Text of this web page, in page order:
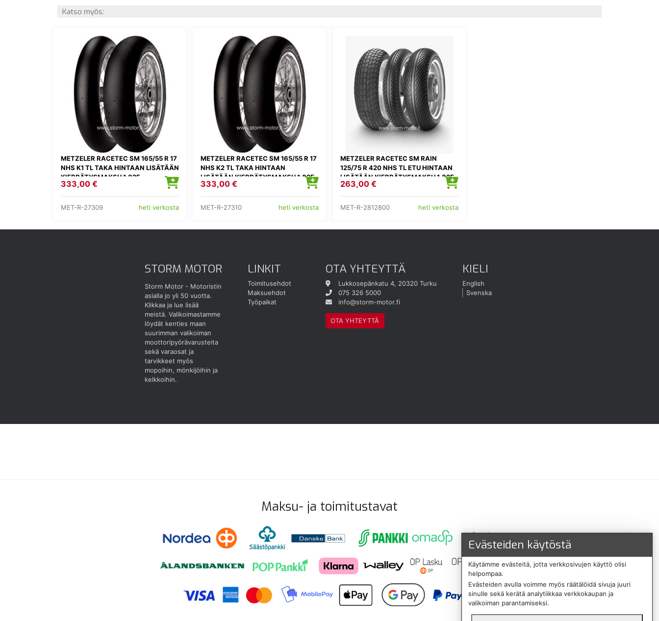
Katso myös:
METZELER RACETEC SM 165/55 R 17
NHS K1 TL TAKA HINTAAN LISÄTÄÄN
KIERRÄTYSMAKSU 1,82E
333,00 €
MET-R-27309 heti verkosta
METZELER RACETEC SM 165/55 R 17
NHS K2 TL TAKA HINTAAN
LISÄTÄÄN KIERRÄTYSMAKSU 1,82E
333,00 €
MET-R-27310 heti verkosta
METZELER RACETEC SM RAIN
125/75 R 420 NHS TL ETU HINTAAN
LISÄTÄÄN KIERRÄTYSMAKSU 1,82E
263,00 €
MET-R-2812800 heti verkosta
STORM MOTOR
Storm Motor - Motoristin
asialla jo yli 50 vuotta.
Klikkaa ja lue lisää
meistä. Valikoimastamme
löydät kenties maan
suurimman valikoiman
moottoripyörävarusteita
sekä varaosat ja
tarvikkeet myös
mopoihin, mönkijöihin ja
kelkkoihin.
LINKIT
Toimitusehdot
Maksuehdot
Työpaikat
OTA YHTEYTTÄ
Lukkosepänkatu 4, 20320 Turku
075 326 5000
info@storm-motor.fi
OTA YHTEYTTÄ
KIELI
English
Svenska
Maksu- ja toimitustavat
Evästeiden käytöstä
Käytämme evästeitä, jotta verkkosivujen käyttö olisi
helpompaa.
Evästeiden avulla voimme myös räätälöidä sivuja juuri
sinulle sekä kerätä analytiikkaa verkkokaupan ja
valikoiman parantamiseksi.